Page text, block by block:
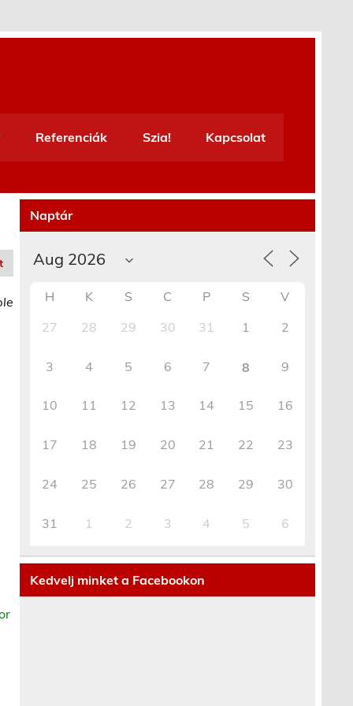
Referenciák Szia! Kapcsolat
Naptár
H K S C P S
V
27
28 29 30 31 1 2
3 4 5 6 7 8 9
10 11 12 13 14 15 16
17 18 19 20 21 22 23
24 25 26 27 28 29 30
31 1 2 3 4 5 6
Kedvelj minket a Facebookon